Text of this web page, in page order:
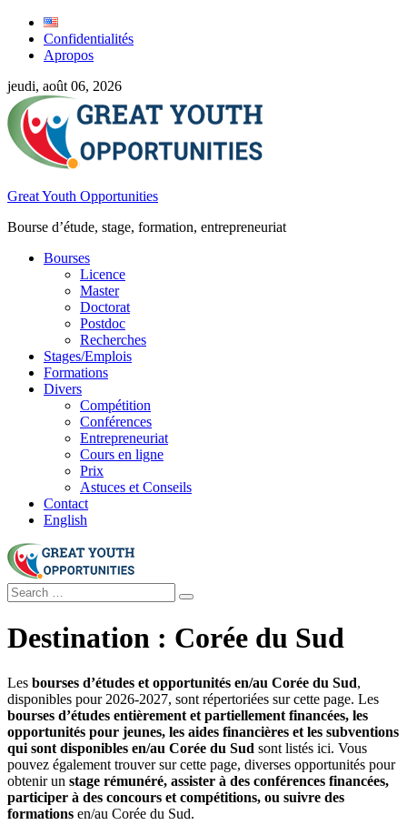
Confidentialités
Apropos
jeudi, août 06, 2026
Great Youth Opportunities
Bourse d’étude, stage, formation, entrepreneuriat
Bourses
Licence
Master
Doctorat
Postdoc
Recherches
Stages/Emplois
Formations
Divers
Compétition
Conférences
Entrepreneuriat
Cours en ligne
Prix
Astuces et Conseils
Contact
English
Destination : Corée du Sud
Les bourses d’études et opportunités en/au Corée du Sud,
disponibles pour 2026-2027, sont répertoriées sur cette page. Les
bourses d’études entièrement et partiellement financées, les
opportunités pour jeunes, les aides financières et les subventions
qui sont disponibles en/au Corée du Sud sont listés ici. Vous
pouvez également trouver sur cette page, diverses opportunités pour
obtenir un stage rémunéré, assister à des conférences financées,
participer à des concours et compétitions, ou suivre des
formations en/au Corée du Sud.